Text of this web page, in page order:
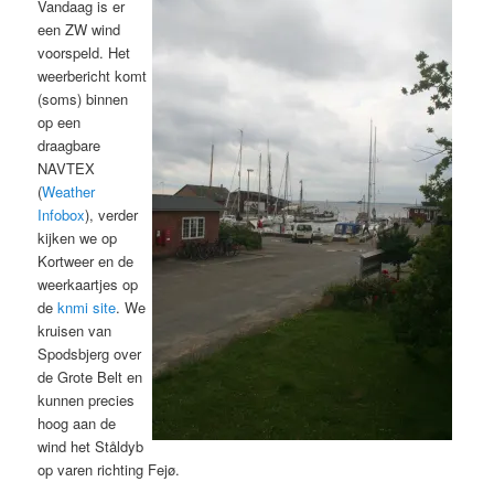
Vandaag is er
een ZW wind
voorspeld. Het
weerbericht komt
(soms) binnen
op een
draagbare
NAVTEX
(Weather
Infobox), verder
kijken we op
Kortweer en de
weerkaartjes op
deknmi site. We
kruisen van
Spodsbjerg over
de Grote Belt en
kunnen precies
hoog aan de
wind het Ståldyb
op varen richting Fejø.